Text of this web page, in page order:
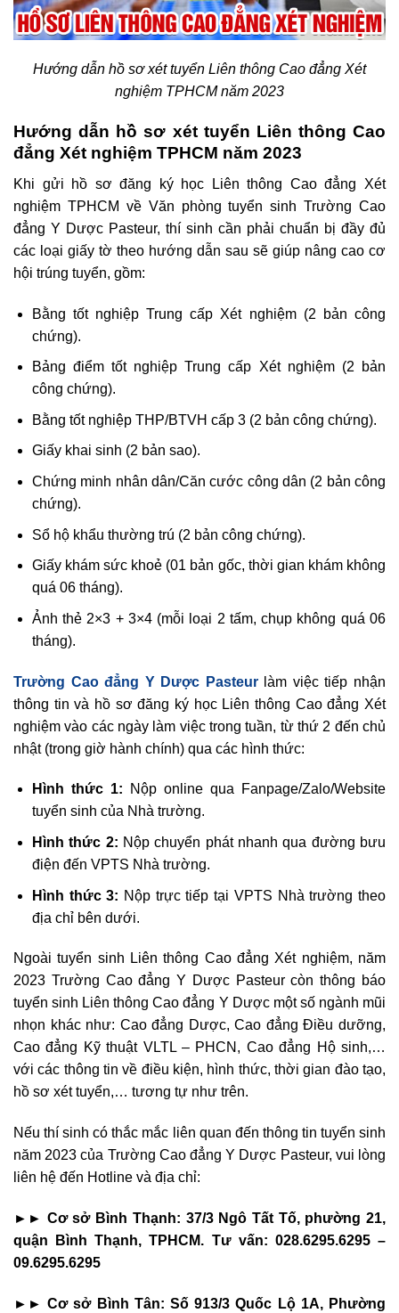
Hướng dẫn hồ sơ xét tuyển Liên thông Cao đẳng Xét
nghiệm TPHCM năm 2023
Hướng dẫn hồ sơ xét tuyển Liên thông Cao
đẳng Xét nghiệm TPHCM năm 2023
Khi gửi hồ sơ đăng ký học Liên thông Cao đẳng Xét
nghiệm TPHCM về Văn phòng tuyển sinh Trường Cao
đẳng Y Dược Pasteur, thí sinh cần phải chuẩn bị đầy đủ
các loại giấy tờ theo hướng dẫn sau sẽ giúp nâng cao cơ
hội trúng tuyển, gồm:
Bằng tốt nghiệp Trung cấp Xét nghiệm (2 bản công
chứng).
Bảng điểm tốt nghiệp Trung cấp Xét nghiệm (2 bản
công chứng).
Bằng tốt nghiệp THP/BTVH cấp 3 (2 bản công chứng).
Giấy khai sinh (2 bản sao).
Chứng minh nhân dân/Căn cước công dân (2 bản công
chứng).
Sổ hộ khẩu thường trú (2 bản công chứng).
Giấy khám sức khoẻ (01 bản gốc, thời gian khám không
quá 06 tháng).
Ảnh thẻ 2×3 + 3×4 (mỗi loại 2 tấm, chụp không quá 06
tháng).
Trường Cao đẳng Y Dược Pasteurlàm việc tiếp nhận
thông tin và hồ sơ đăng ký học Liên thông Cao đẳng Xét
nghiệm vào các ngày làm việc trong tuần, từ thứ 2 đến chủ
nhật (trong giờ hành chính) qua các hình thức:
Hình thức 1: Nộp online qua Fanpage/Zalo/Website
tuyển sinh của Nhà trường.
Hình thức 2: Nộp chuyển phát nhanh qua đường bưu
điện đến VPTS Nhà trường.
Hình thức 3: Nộp trực tiếp tại VPTS Nhà trường theo
địa chỉ bên dưới.
Ngoài tuyển sinh Liên thông Cao đẳng Xét nghiệm, năm
2023 Trường Cao đẳng Y Dược Pasteur còn thông báo
tuyển sinh Liên thông Cao đẳng Y Dược một số ngành mũi
nhọn khác như: Cao đẳng Dược, Cao đẳng Điều dưỡng,
Cao đẳng Kỹ thuật VLTL – PHCN, Cao đẳng Hộ sinh,…
với các thông tin về điều kiện, hình thức, thời gian đào tạo,
hồ sơ xét tuyển,… tương tự như trên.
Nếu thí sinh có thắc mắc liên quan đến thông tin tuyển sinh
năm 2023 của Trường Cao đẳng Y Dược Pasteur, vui lòng
liên hệ đến Hotline và địa chỉ:
►► Cơ sở Bình Thạnh: 37/3 Ngô Tất Tố, phường 21,
quận Bình Thạnh, TPHCM. Tư vấn: 028.6295.6295 –
09.6295.6295
►► Cơ sở Bình Tân: Số 913/3 Quốc Lộ 1A, Phường